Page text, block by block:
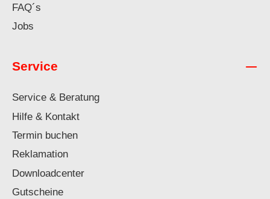
FAQ´s
Jobs
Service
Service & Beratung
Hilfe & Kontakt
Termin buchen
Reklamation
Downloadcenter
Gutscheine